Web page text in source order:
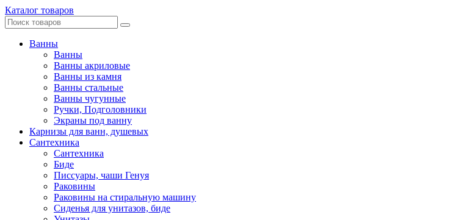
Каталог товаров
Ванны
Ванны
Ванны акриловые
Ванны из камня
Ванны стальные
Ванны чугунные
Ручки, Подголовники
Экраны под ванну
Карнизы для ванн, душевых
Сантехника
Сантехника
Биде
Писсуары, чаши Генуя
Раковины
Раковины на стиральную машину
Сиденья для унитазов, биде